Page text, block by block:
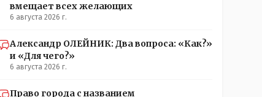
вмещает всех желающих
6 августа 2026 г.
Александр ОЛЕЙНИК: Два вопроса: «Как?»
и «Для чего?»
6 августа 2026 г.
Право города с названием